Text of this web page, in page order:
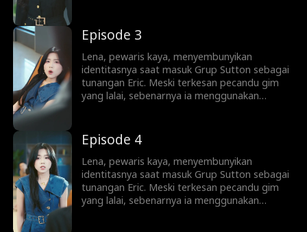
sadar. Ia malah memercayai Sophie,
asistennya yang licik, dan mengabaikan
perhatian Lena...
Episode 3
Lena, pewaris kaya, menyembunyikan
identitasnya saat masuk Grup Sutton sebagai
tunangan Eric. Meski terkesan pecandu gim
yang lalai, sebenarnya ia menggunakan
sadar. Ia malah memercayai Sophie,
asistennya yang licik, dan mengabaikan
perhatian Lena...
Episode 4
Lena, pewaris kaya, menyembunyikan
identitasnya saat masuk Grup Sutton sebagai
tunangan Eric. Meski terkesan pecandu gim
yang lalai, sebenarnya ia menggunakan